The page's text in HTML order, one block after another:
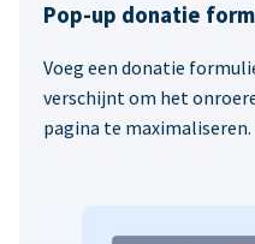
Pop-up donatie
Voeg een donatie
verschijnt om het
pagina te maximaliseren.